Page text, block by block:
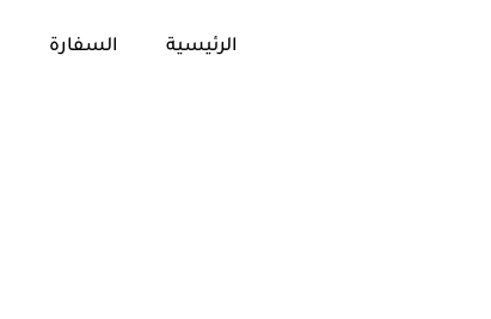
الرئيسية السفارة